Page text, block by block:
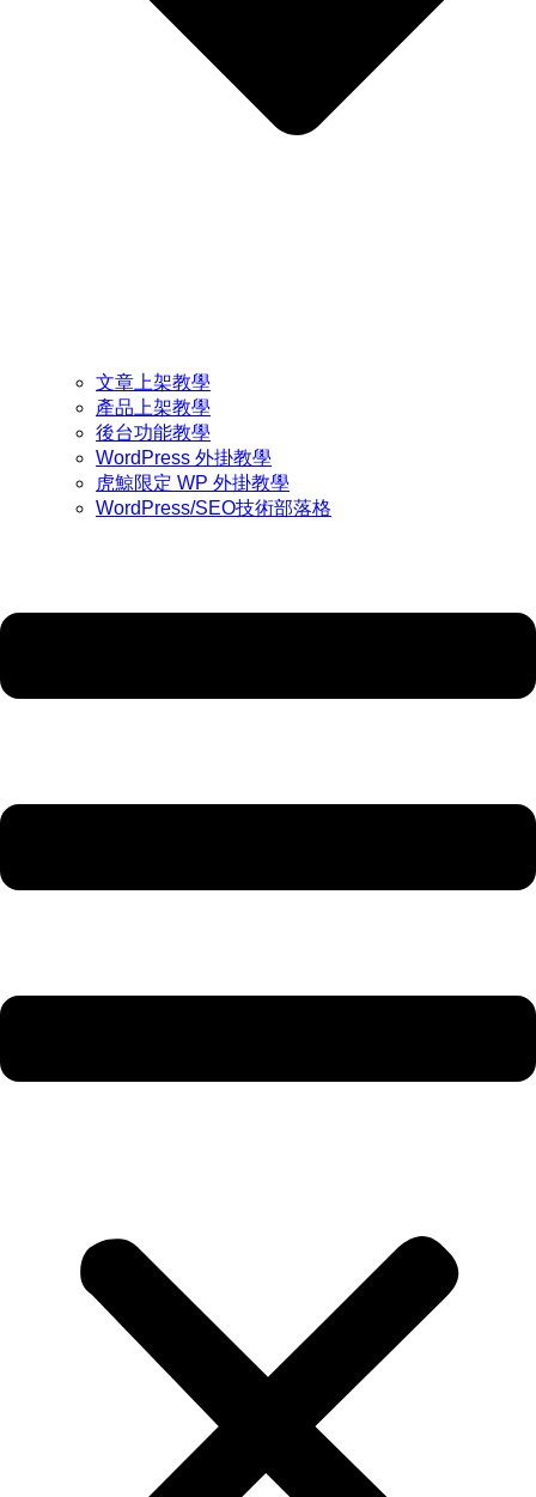
文章上架教學
產品上架教學
後台功能教學
WordPress 外掛教學
虎鯨限定 WP 外掛教學
WordPress/SEO技術部落格